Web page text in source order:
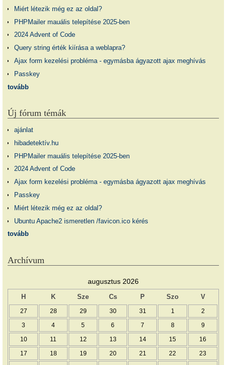
Miért létezik még ez az oldal?
PHPMailer mauális telepítése 2025-ben
2024 Advent of Code
Query string érték kiírása a weblapra?
Ajax form kezelési probléma - egymásba ágyazott ajax meghívás
Passkey
tovább
Új fórum témák
ajánlat
hibadetektív.hu
PHPMailer mauális telepítése 2025-ben
2024 Advent of Code
Ajax form kezelési probléma - egymásba ágyazott ajax meghívás
Passkey
Miért létezik még ez az oldal?
Ubuntu Apache2 ismeretlen /favicon.ico kérés
tovább
Archívum
augusztus 2026
H K Sze Cs P Szo V
27 28 29 30 31 1 2
3 4 5 6 7 8 9
10 11 12 13 14 15 16
17 18 19 20 21 22 23